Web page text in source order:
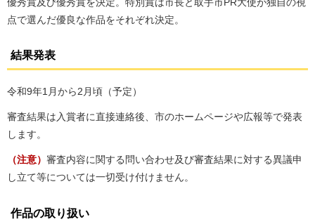
点で選んだ優良な作品をそれぞれ決定。
結果発表
令和9年1月から2月頃（予定）
審査結果は入賞者に直接連絡後、市のホームページや広報等で発表
します。
（注意） 審査内容に関する問い合わせ及び審査結果に対する異議申
し立て等については一切受け付けません。
作品の取り扱い